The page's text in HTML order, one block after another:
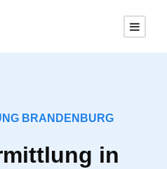
BRANDENBURG
in